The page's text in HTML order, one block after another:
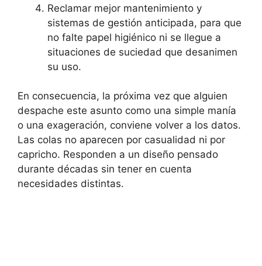
Reclamar mejor mantenimiento y
sistemas de gestión anticipada, para que
no falte papel higiénico ni se llegue a
situaciones de suciedad que desanimen
su uso.
En consecuencia, la próxima vez que alguien
despache este asunto como una simple manía
o una exageración, conviene volver a los datos.
Las colas no aparecen por casualidad ni por
capricho. Responden a un diseño pensado
durante décadas sin tener en cuenta
necesidades distintas.